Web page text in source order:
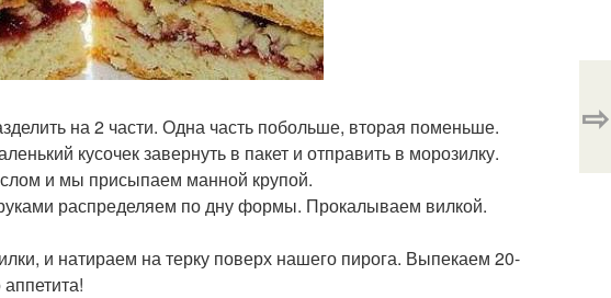
на 2 части. Одна часть побольше, вторая поменьше.
кусочек завернуть в пакет и отправить в морозилку.
и мы присыпаем манной крупой.
распределяем по дну формы. Прокалываем вилкой.
и натираем на терку поверх нашего пирога. Выпекаем 20-
⇨